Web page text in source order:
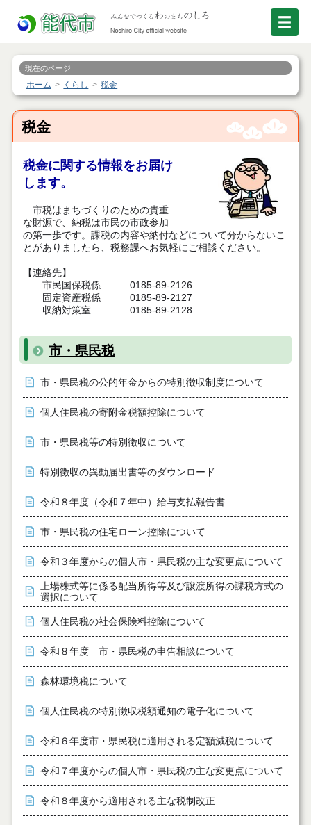
現在のページ
ホーム くらし 税金
税金
税金に関する情報をお届け
します。
市税はまちづくりのための貴重
な財源で、納税は市民の市政参加
の第一歩です。課税の内容や納付などについて分からないこ
とがありましたら、税務課へお気軽にご相談ください。
【連絡先】
市民国保税係 0185-89-2126
固定資産税係 0185-89-2127
収納対策室 0185-89-2128
市・県民税
市・県民税の公的年金からの特別徴収制度について
個人住民税の寄附金税額控除について
市・県民税等の特別徴収について
特別徴収の異動届出書等のダウンロード
令和８年度（令和７年中）給与支払報告書
市・県民税の住宅ローン控除について
令和３年度からの個人市・県民税の主な変更点について
上場株式等に係る配当所得等及び譲渡所得の課税方式の
選択について
個人住民税の社会保険料控除について
令和８年度 市・県民税の申告相談について
森林環境税について
個人住民税の特別徴収税額通知の電子化について
令和６年度市・県民税に適用される定額減税について
令和７年度からの個人市・県民税の主な変更点について
令和８年度から適用される主な税制改正